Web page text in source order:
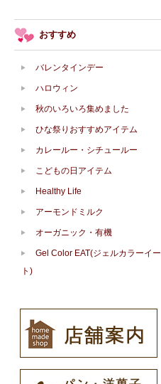
おすすめ
バレンタインデー
ハロウィン
秋のいろいろ集めました
ひな祭りおすすめアイテム
カレールー・シチュールー
こどもの日アイテム
Healthy Life
アーモンドミルク
オーガニック・有機
Gel Color EAT(ジェルカラーイー
ト)